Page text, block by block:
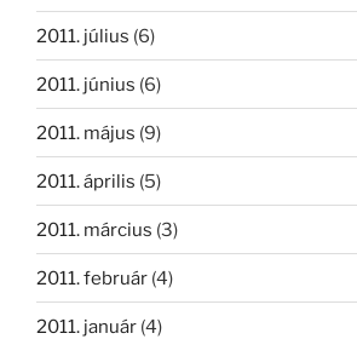
2011. július (6)
2011. június (6)
2011. május (9)
2011. április (5)
2011. március (3)
2011. február (4)
2011. január (4)